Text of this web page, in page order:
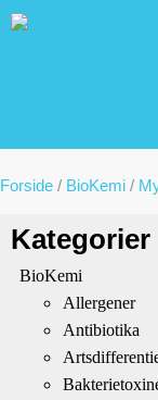
Forside / BioKemi /
Kategorier
BioKemi
Allergener
Antibiotika